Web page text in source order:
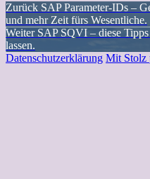
Beitragsnavigation
Zurück Vorheriger
Beitrag:
SAP Parameter-IDs –
und mehr Zeit fürs Wesentliche.
Weiter Nächster
SAP SQVI – diese
lassen.
Datenschutzerklärung Mit Stolz